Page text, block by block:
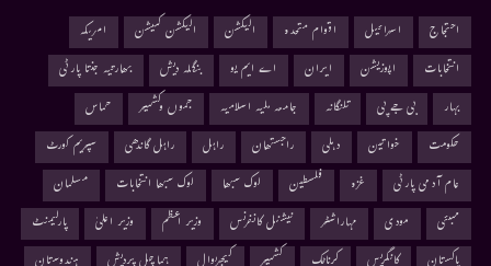
احتجاج اسرائیل اقوام متحدہ الیکشن الیکشن کمیشن
امریکہ
انتخابات
اپوزیشن ایران اے ایم یو بنگلہ دیش
بھارتیہ جنتا پارٹی
بہار
بی جے پی تلنگانہ جامعہ ملیہ اسلامیہ جموں وکشمیر
حماس
حکومت
خواتین دہلی راجستھان راہل راہل گاندھی
سپریم کورٹ
عام آدمی پارٹی
غزہ فلسطین لوک سبھا لوک سبھا انتخابات
مسلمان
ممبئی
مودی مہاراشٹر نیشنل کانفرنس وزیر اعظم وزیر اعلیٰ
پارلیمنٹ